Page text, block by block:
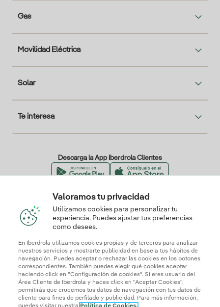
Gas
Movilidad Eléctrica
Solar
Te interesa
Descarga la App Iberdrola Clientes
Nuestros certificados de confianza
Valoramos tu privacidad
Utilizamos cookies para personalizar tu
experiencia. Puedes ajustar tus preferencias
como desees.
En Iberdrola utilizamos cookies propias y de terceros para analizar
nuestros servicios y mostrarte publicidad en base a tus hábitos de
navegación. Puedes aceptar o rechazar las cookies en los botones
correspondientes. También puedes elegir qué cookies aceptar
haciendo click en "Configuración de cookies". Si eres usuario del
Área Cliente de Iberdrola y haces click en "Aceptar Cookies",
permitirás que crucemos tus datos de navegación con tus datos de
cliente para fines de perfilado y publicidad. Para más información,